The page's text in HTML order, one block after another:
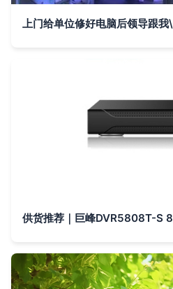
上门给单位修好电脑后领导跟我\